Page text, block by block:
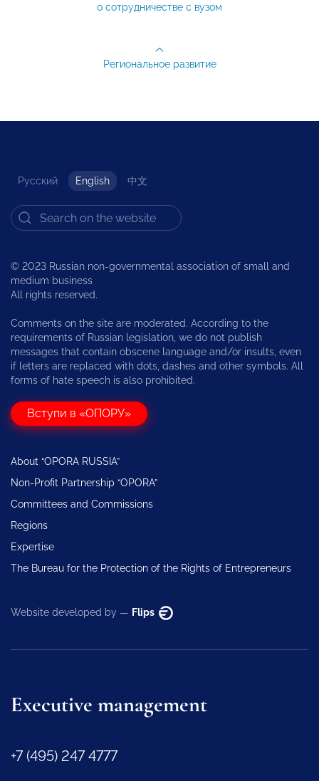
о сотрудничестве с вузом
Региональное развитие
Русский English 中文
© 2023 Russian non-governmental association of small and
medium business
All rights reserved.
Comments on the site are moderated. According to the
requirements of Russian legislation, we do not publish
messages that contain obscene language and/or insults, even
if letters are replaced with dots, dashes and other symbols. All
forms of hate speech is also prohibited.
Вступи в «ОПОРУ»
About “OPORA RUSSIA”
Non-Profit Partnership “OPORA”
Committees and Commissions
Regions
Expertise
The Bureau for the Protection of the Rights of Entrepreneurs
Website developed by — Flips
Executive management
+7 (495) 247 4777